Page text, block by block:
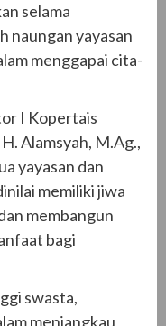
selama
naungan yayasan
menggapai cita-
I Kopertais
Alamsyah, M.Ag.,
yayasan dan
memiliki jiwa
membangun
bagi
swasta,
menjangkau